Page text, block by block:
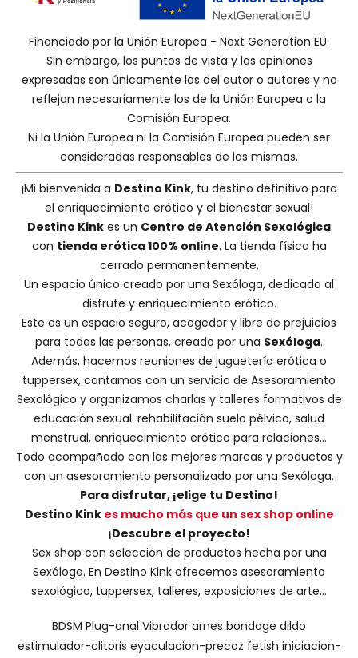
Financiado por la Unión Europea - Next Generation EU.
Sin embargo, los puntos de vista y las opiniones
expresadas son únicamente los del autor o autores y no
reflejan necesariamente los de la Unión Europea o la
Comisión Europea.
Ni la Unión Europea ni la Comisión Europea pueden ser
consideradas responsables de las mismas.
¡Mi bienvenida a Destino Kink, tu destino definitivo para
el enriquecimiento erótico y el bienestar sexual!
Destino Kink es un Centro de Atención Sexológica
con tienda erótica 100% online. La tienda física ha
cerrado permanentemente.
Un espacio único creado por una Sexóloga, dedicado al
disfrute y enriquecimiento erótico.
Este es un espacio seguro, acogedor y libre de prejuicios
para todas las personas, creado por una Sexóloga.
Además, hacemos reuniones de juguetería erótica o
tuppersex, contamos con un servicio de Asesoramiento
Sexológico y organizamos charlas y talleres formativos de
educación sexual: rehabilitación suelo pélvico, salud
menstrual, enriquecimiento erótico para relaciones...
Todo acompañado con las mejores marcas y productos y
con un asesoramiento personalizado por una Sexóloga.
Para disfrutar, ¡elige tu Destino!
Destino Kink es mucho más que un sex shop online
¡Descubre el proyecto!
Sex shop con selección de productos hecha por una
Sexóloga. En Destino Kink ofrecemos asesoramiento
sexológico, tuppersex, talleres, exposiciones de arte...
BDSM Plug-anal Vibrador arnes bondage dildo
estimulador-clitoris eyaculacion-precoz fetish iniciacion-